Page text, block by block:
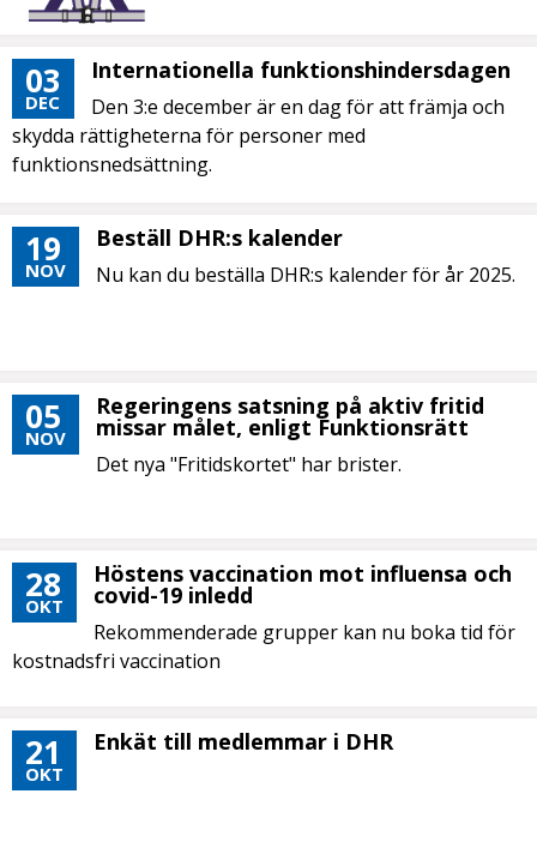
03
DEC
Internationella funktionshindersdagen
Den 3:e december är en dag för att främja och
skydda rättigheterna för personer med
funktionsnedsättning.
19
NOV
Beställ DHR:s kalender
Nu kan du beställa DHR:s kalender för år 2025.
05
NOV
Regeringens satsning på aktiv fritid
missar målet, enligt Funktionsrätt
Det nya "Fritidskortet" har brister.
28
OKT
Höstens vaccination mot influensa och
covid-19 inledd
Rekommenderade grupper kan nu boka tid för
kostnadsfri vaccination
21
OKT
Enkät till medlemmar i DHR